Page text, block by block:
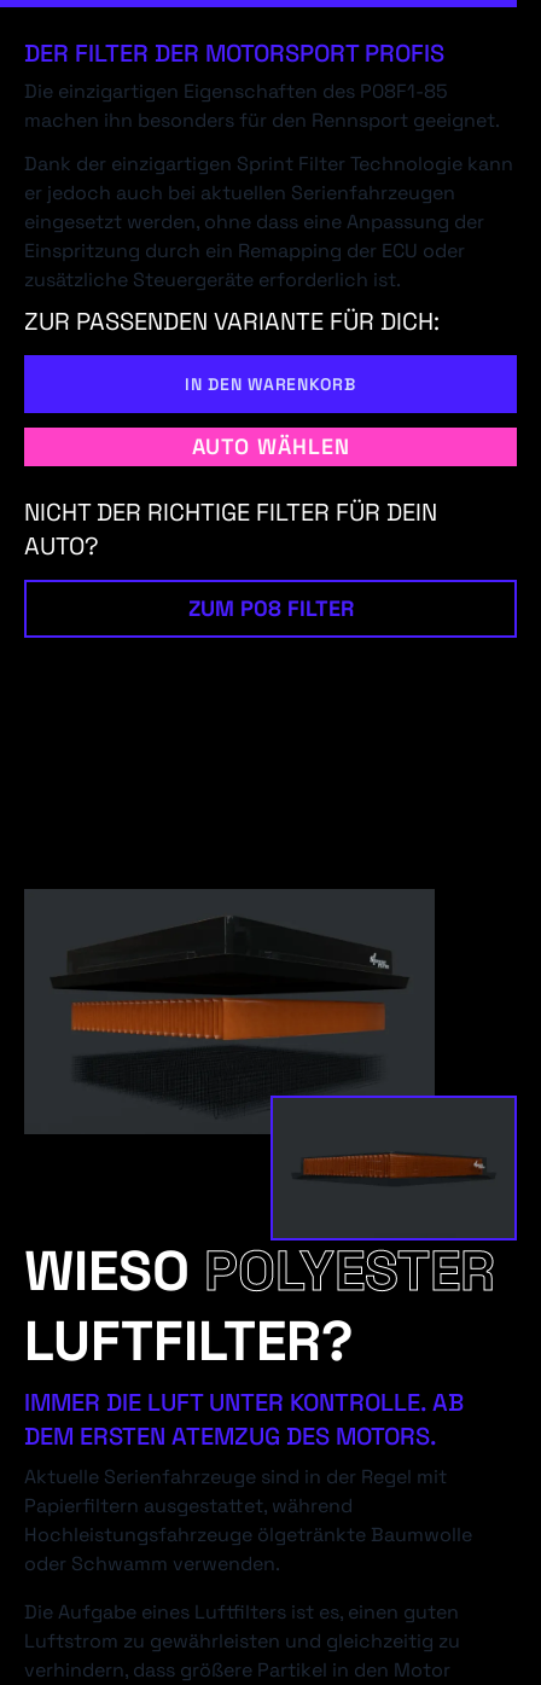
DER FILTER DER MOTORSPORT PROFIS
Die einzigartigen Eigenschaften des P08F1-85
machen ihn besonders für den Rennsport geeignet.
Dank der einzigartigen Sprint Filter Technologie kann
er jedoch auch bei aktuellen Serienfahrzeugen
eingesetzt werden, ohne dass eine Anpassung der
Einspritzung durch ein Remapping der ECU oder
zusätzliche Steuergeräte erforderlich ist.
ZUR PASSENDEN VARIANTE FÜR DICH:
IN DEN WARENKORB
AUTO WÄHLEN
NICHT DER RICHTIGE FILTER FÜR DEIN
AUTO?
ZUM P08 FILTER
WIESO POLYESTER
LUFTFILTER?
IMMER DIE LUFT UNTER KONTROLLE. AB
DEM ERSTEN ATEMZUG DES MOTORS.
Aktuelle Serienfahrzeuge sind in der Regel mit
Papierfiltern ausgestattet, während
Hochleistungsfahrzeuge ölgetränkte Baumwolle
oder Schwamm verwenden.
Die Aufgabe eines Luftfilters ist es, einen guten
Luftstrom zu gewährleisten und gleichzeitig zu
verhindern, dass größere Partikel in den Motor